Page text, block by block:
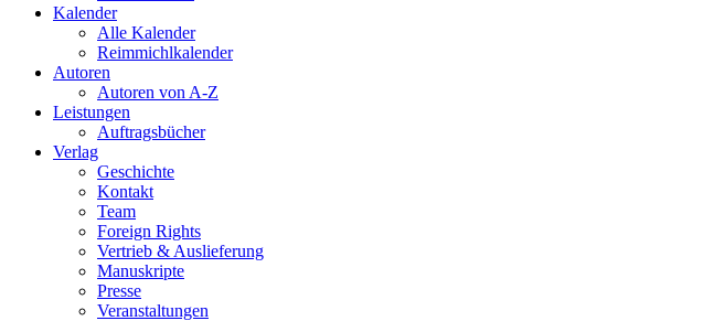
Kalender
Alle Kalender
Reimmichlkalender
Autoren
Autoren von A-Z
Leistungen
Auftragsbücher
Verlag
Geschichte
Kontakt
Team
Foreign Rights
Vertrieb & Auslieferung
Manuskripte
Presse
Veranstaltungen